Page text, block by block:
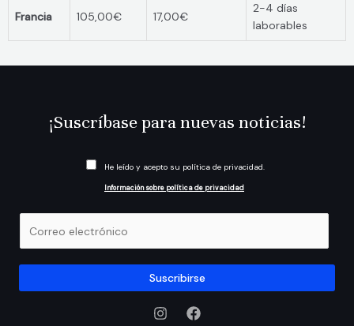
Francia 105,00€ 17,00€
2-4 días
laborables
¡Suscríbase para nuevas noticias!
He leído y acepto su política de privacidad.
Información sobre política de privacidad
l
Suscribirse